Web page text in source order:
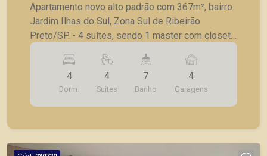
Apartamento novo alto padrão com 367m², bairro
Jardim Ilhas do Sul, Zona Sul de Ribeirão
Preto/SP. - 4 suítes, sendo 1 master com closet
e banheiro Sr e Sra; - Sala ampla para 3
ambientes; - Sala de almoço; - Hall privativo; -
Lavabo; - Varanda gourmet; - Cozinha; -
Lavanderia; - Quarto e banheiro de serviço; - Laje
técnica; - 4 vagas de garagem. O encontro da
do Sul, na zona Sul de Ribeirão Preto. O quarto
4
Dorm.
4
Suítes
7
Banho
4
Garagens